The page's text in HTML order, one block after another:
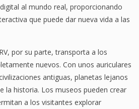
al mundo real, proporcionando
que puede dar nueva vida a las
por su parte, transporta a los
nuevos. Con unos auriculares
antiguas, planetas lejanos
la historia. Los museos pueden crear
a los visitantes explorar